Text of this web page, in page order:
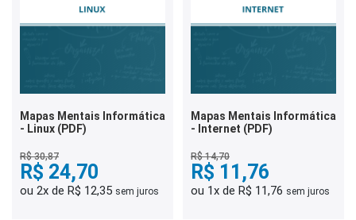
Mapas Mentais Informática
- Linux (PDF)
R$ 30,87
R$ 24,70
ou 2x de R$ 12,35 sem juros
Mapas Mentais Informática
- Internet (PDF)
R$ 14,70
R$ 11,76
ou 1x de R$ 11,76 sem juros